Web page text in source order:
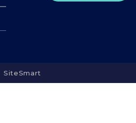
SiteSmart